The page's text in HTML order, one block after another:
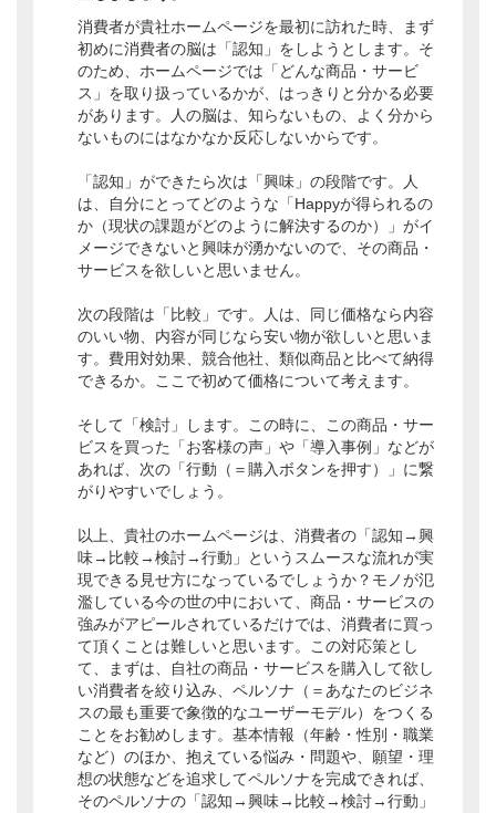
消費者が貴社ホームページを最初に訪れた時、まず
初めに消費者の脳は「認知」をしようとします。そ
のため、ホームページでは「どんな商品・サービ
ス」を取り扱っているかが、はっきりと分かる必要
があります。人の脳は、知らないもの、よく分から
ないものにはなかなか反応しないからです。
「認知」ができたら次は「興味」の段階です。人
は、自分にとってどのような「Happyが得られるの
か（現状の課題がどのように解決するのか）」がイ
メージできないと興味が湧かないので、その商品・
サービスを欲しいと思いません。
次の段階は「比較」です。人は、同じ価格なら内容
のいい物、内容が同じなら安い物が欲しいと思いま
す。費用対効果、競合他社、類似商品と比べて納得
できるか。ここで初めて価格について考えます。
そして「検討」します。この時に、この商品・サー
ビスを買った「お客様の声」や「導入事例」などが
あれば、次の「行動（＝購入ボタンを押す）」に繋
がりやすいでしょう。
以上、貴社のホームページは、消費者の「認知→興
味→比較→検討→行動」というスムースな流れが実
現できる見せ方になっているでしょうか？モノが氾
濫している今の世の中において、商品・サービスの
強みがアピールされているだけでは、消費者に買っ
て頂くことは難しいと思います。この対応策とし
て、まずは、自社の商品・サービスを購入して欲し
い消費者を絞り込み、ペルソナ（＝あなたのビジネ
スの最も重要で象徴的なユーザーモデル）をつくる
ことをお勧めします。基本情報（年齢・性別・職業
など）のほか、抱えている悩み・問題や、願望・理
想の状態などを追求してペルソナを完成できれば、
そのペルソナの「認知→興味→比較→検討→行動」